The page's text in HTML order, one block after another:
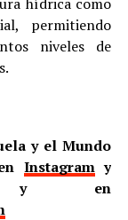
permitiendo
niveles de
y el Mundo
Instagramy
en